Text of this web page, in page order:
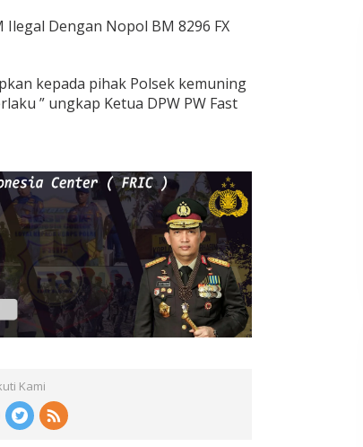
Dengan Nopol BM 8296 FX
kepada pihak Polsek kemuning
” ungkap Ketua DPW PW Fast
Kami